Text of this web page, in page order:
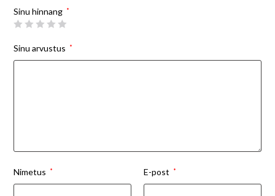
Sinu hinnang *
Sinu arvustus *
Nimetus * E-post *